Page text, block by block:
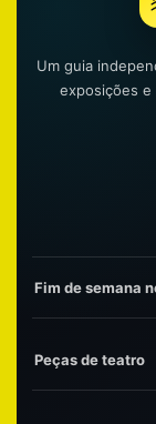
Um guia
exposições e
Fim de semana
Peças de teatro